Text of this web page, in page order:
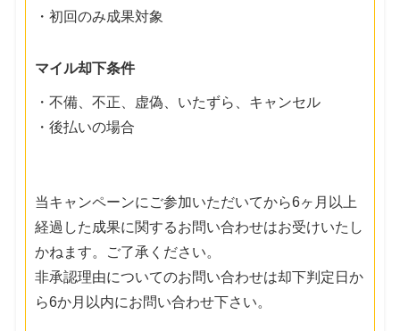
・初回のみ成果対象
マイル却下条件
・不備、不正、虚偽、いたずら、キャンセル
・後払いの場合
当キャンペーンにご参加いただいてから6ヶ月以上
経過した成果に関するお問い合わせはお受けいたし
かねます。ご了承ください。
非承認理由についてのお問い合わせは却下判定日か
ら6か月以内にお問い合わせ下さい。